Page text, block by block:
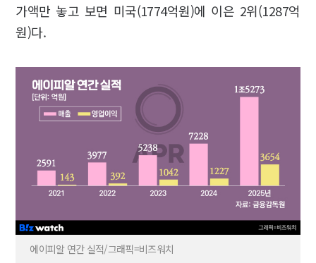
가액만 놓고 보면 미국(1774억원)에 이은 2위(1287억
원)다.
에이피알 연간 실적/그래픽=비즈워치